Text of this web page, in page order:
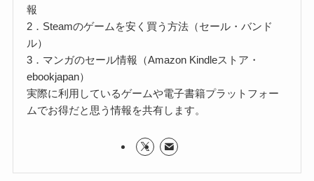
報
2．Steamのゲームを安く買う方法（セール・バンド
ル）
3．マンガのセール情報（Amazon Kindleストア・
ebookjapan）
実際に利用しているゲームや電子書籍プラットフォー
ムでお得だと思う情報を共有します。